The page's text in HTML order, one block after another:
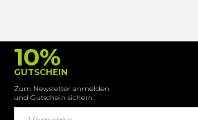
10%
GUTSCHEIN
Zum Newsletter anmelden
und Gutschein sichern.